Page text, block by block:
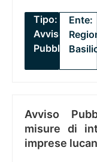
Tipo:
Avviso
Pubblico
Ente:
Avviso
misure di
imprese